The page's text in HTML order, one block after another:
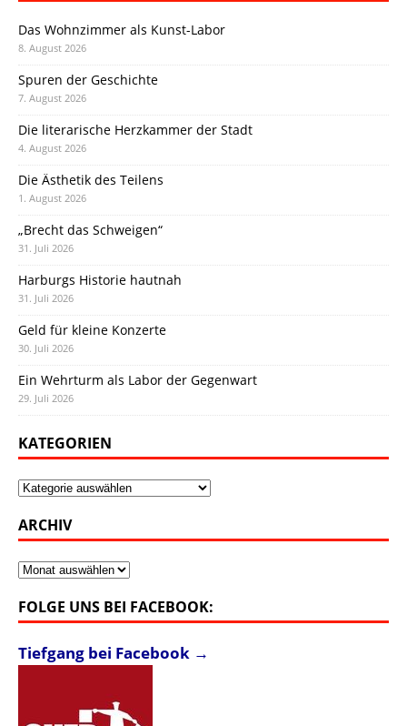
Das Wohnzimmer als Kunst-Labor
8. August 2026
Spuren der Geschichte
7. August 2026
Die literarische Herzkammer der Stadt
4. August 2026
Die Ästhetik des Teilens
1. August 2026
„Brecht das Schweigen“
31. Juli 2026
Harburgs Historie hautnah
31. Juli 2026
Geld für kleine Konzerte
30. Juli 2026
Ein Wehrturm als Labor der Gegenwart
29. Juli 2026
KATEGORIEN
Kategorien
ARCHIV
Archiv
FOLGE UNS BEI FACEBOOK:
Tiefgang bei Facebook →